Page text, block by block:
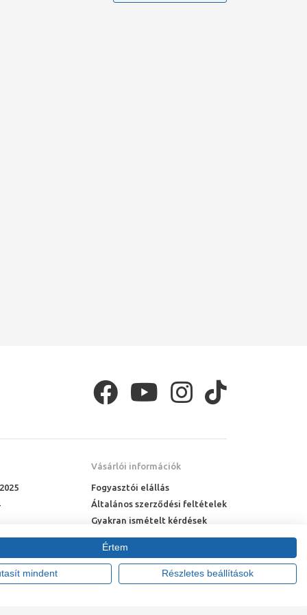
Vásárlói információk
Fogyasztói elállás
Általános szerződési feltételek
Gyakran ismételt kérdések
Online rendelés menete
Fizetési feltételek
Értem
mindent Részletes beállítások